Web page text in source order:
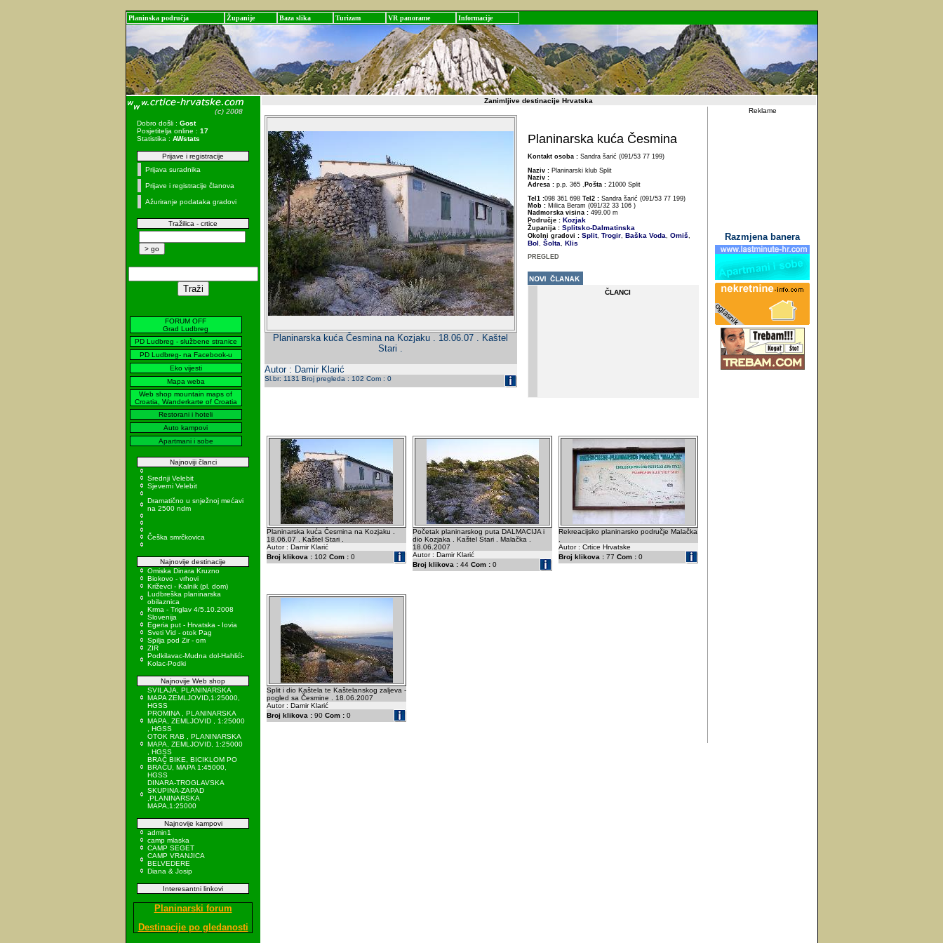
Planinska područja Županije Baza slika Turizam VR panorame Informacije
Dobro došli : Gost
Posjetitelja online : 17
Statistika : AWstats
Prijave i registracije
Prijava suradnika
Prijave i registracije članova
Ažuriranje podataka gradovi
Tražilica - crtice
FORUM OFF
Grad Ludbreg
PD Ludbreg - službene stranice
PD Ludbreg- na Facebook-u
Eko vijesti
Mapa weba
Web shop mountain maps of
Croatia, Wanderkarte of Croatia
Restorani i hoteli
Auto kampovi
Apartmani i sobe
Najnoviji članci
Srednji Velebit
Sjeverni Velebit
Dramatično u snježnoj mećavi
na 2500 ndm
Češka smrčkovica
Najnovije destinacije
Omiska Dinara Kruzno
Biokovo - vrhovi
Križevci - Kalnik (pl. dom)
Ludbreška planinarska
obilaznica
Krma - Triglav 4/5.10.2008
Slovenija
Egeria put - Hrvatska - Iovia
Sveti Vid - otok Pag
Spilja pod Zir - om
ZIR
Podkilavac-Mudna dol-Hahlići-
Kolac-Podki
Najnovije Web shop
SVILAJA, PLANINARSKA
MAPA ZEMLJOVID,1:25000,
HGSS
PROMINA , PLANINARSKA
MAPA, ZEMLJOVID , 1:25000
, HGSS
OTOK RAB , PLANINARSKA
MAPA, ZEMLJOVID, 1:25000
, HGSS
BRAČ BIKE, BICIKLOM PO
BRAČU, MAPA 1:45000,
HGSS
DINARA-TROGLAVSKA
SKUPINA-ZAPAD
,PLANINARSKA
MAPA,1:25000
Najnovije kampovi
admin1
camp mlaska
CAMP SEGET
CAMP VRANJICA
BELVEDERE
Diana & Josip
Interesantni linkovi
Planinarski forum
Destinacije po gledanosti
Zanimljive destinacije Hrvatska
Planinarska kuća Česmina na Kozjaku . 18.06.07 . Kaštel
Stari .
Autor : Damir Klarić
Sl.br: 1131 Broj pregleda : 102 Com : 0
Planinarska kuća Česmina
Kontakt osoba : Sandra šarić (091/53 77 199)
Naziv : Planinarski klub Split
Naziv :
Adresa : p.p. 365 , Pošta : 21000 Split
Tel1 :098 361 698 Tel2 : Sandra šarić (091/53 77 199)
Mob : Milica Beram (091/32 33 106 )
Nadmorska visina : 499.00 m
Područje : Kozjak
Županija : Splitsko-Dalmatinska
Okolni gradovi : Split, Trogir, Baška Voda, Omiš,
Bol, Šolta, Klis
PREGLED
ČLANCI
Planinarska kuća Česmina na Kozjaku .
18.06.07 . Kaštel Stari .
Autor : Damir Klarić
Broj klikova : 102 Com : 0
Početak planinarskog puta DALMACIJA i
dio Kozjaka . Kaštel Stari . Malačka .
18.06.2007
Autor : Damir Klarić
Broj klikova : 44 Com : 0
Rekreacijsko planinarsko područje Malačka
Autor : Crtice Hrvatske
Broj klikova : 77 Com : 0
Split i dio Kaštela te Kaštelanskog zaljeva -
pogled sa Česmine . 18.06.2007
Autor : Damir Klarić
Broj klikova : 90 Com : 0
Reklame
Razmjena banera